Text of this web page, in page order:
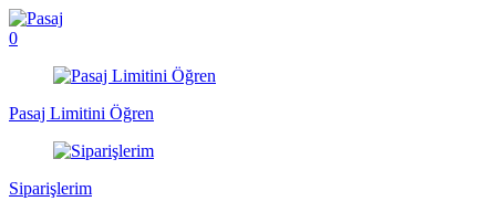
0
Pasaj Limitini Öğren
Siparişlerim